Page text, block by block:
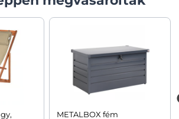
METALBOX fém